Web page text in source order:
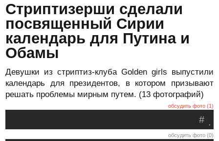
Стриптизерши сделали
посвященный Сирии
календарь для Путина и
Обамы
Девушки из стриптиз-клуба Golden girls выпустили
календарь для президентов, в котором призывают
решать проблемы мирным путем. (13 фотографий)
обсудить фото (1)
.
#
обсудить фото (0)